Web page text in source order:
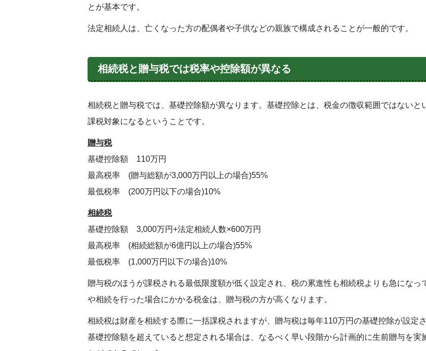
とが基本です。
法定相続人は、亡くなった方の配偶者や子供などの親族で構成されることが一般的です。
相続税と贈与税では税率や控除額が異なる
相続税と贈与税では、基礎控除額が異なります。基礎控除とは、税金の徴収範囲ではないと
課税対象になるということです。
贈与税
基礎控除額 110万円
最高税率 (贈与総額が3,000万円以上の場合)55%
最低税率 (200万円以下の場合)10%
相続税
基礎控除額 3,000万円+法定相続人数×600万円
最高税率 (相続総額が6億円以上の場合)55%
最低税率 (1,000万円以下の場合)10%
贈与税のほうが課税される最低限度額が低く設定され、税の累進性も相続税よりも急にな
や相続を行った場合にかかる税金は、贈与税の方が高くなります。
相続税は財産を相続する際に一括課税されますが、贈与税は毎年110万円の基礎控除が設定
基礎控除額を超えていると想定される場合は、なるべく早い段階から計画的に生前贈与を実